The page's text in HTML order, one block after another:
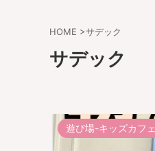
HOME >サデック
サデック
遊び場-キッズカフェ